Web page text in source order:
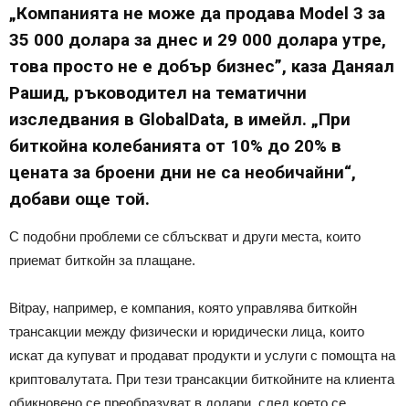
„Компанията не може да продава Model 3 за
35 000 долара за днес и 29 000 долара утре,
това просто не е добър бизнес”, каза Даняал
Рашид, ръководител на тематични
изследвания в GlobalData, в имейл. „При
биткойна колебанията от 10% до 20% в
цената за броени дни не са необичайни“,
добави още той.
С подобни проблеми се сблъскват и други места, които
приемат биткойн за плащане.
Bitpay, например, е компания, която управлява биткойн
трансакции между физически и юридически лица, които
искат да купуват и продават продукти и услуги с помощта на
криптовалутата. При тези трансакции биткойните на клиента
обикновено се преобразуват в долари, след което се